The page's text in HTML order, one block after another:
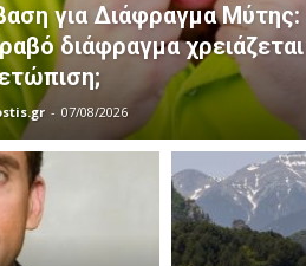
για Διάφραγμα
διάφραγμα χρειάζεται
- 07/08/2026